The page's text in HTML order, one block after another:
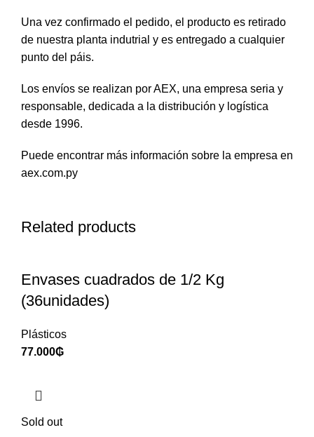
Una vez confirmado el pedido, el producto es retirado
de nuestra planta indutrial y es entregado a cualquier
punto del páis.
Los envíos se realizan por AEX, una empresa seria y
responsable, dedicada a la distribución y logística
desde 1996.
Puede encontrar más información sobre la empresa en
aex.com.py
Related products
Envases cuadrados de 1/2 Kg
(36unidades)
Plásticos
77.000₲
Sold out